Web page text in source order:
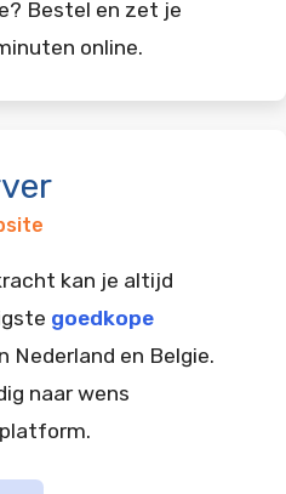
Bestel en zet je
online.
kan je altijd
goedkope
Nederland en Belgie.
naar wens